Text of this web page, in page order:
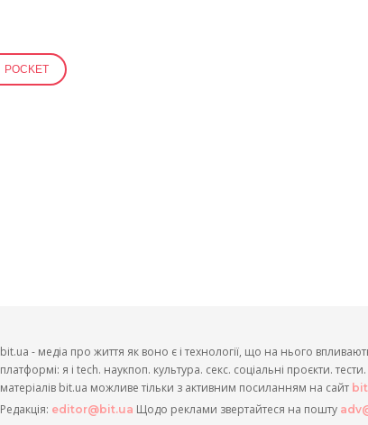
POCKET
bit.ua - медіа про життя як воно є і технології, що на нього
платформі: я і tech. наукпоп. культура. секс. соціальні проєкти.
матеріалів bit.ua можливе тільки з активним посиланням на сайт
Редакція: editor@bit.ua Щодо реклами звертайтеся на пошту